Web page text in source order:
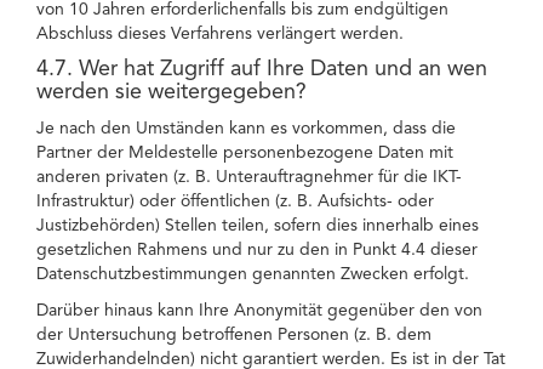
von 10 Jahren erforderlichenfalls bis zum endgültigen
Abschluss dieses Verfahrens verlängert werden.
4.7. Wer hat Zugriff auf Ihre Daten und an wen
werden sie weitergegeben?
Je nach den Umständen kann es vorkommen, dass die
Partner der Meldestelle personenbezogene Daten mit
anderen privaten (z. B. Unterauftragnehmer für die IKT-
Infrastruktur) oder öffentlichen (z. B. Aufsichts- oder
Justizbehörden) Stellen teilen, sofern dies innerhalb eines
gesetzlichen Rahmens und nur zu den in Punkt 4.4 dieser
Datenschutzbestimmungen genannten Zwecken erfolgt.
Darüber hinaus kann Ihre Anonymität gegenüber den von
der Untersuchung betroffenen Personen (z. B. dem
Zuwiderhandelnden) nicht garantiert werden. Es ist in der Tat